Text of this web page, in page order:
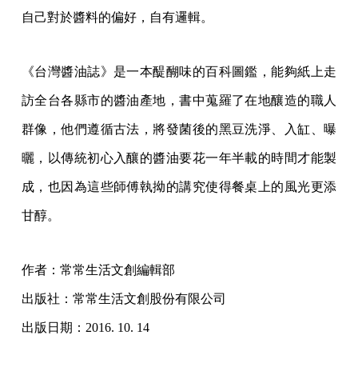
自己對於醬料的偏好，自有邏輯。
《台灣醬油誌》是一本醍醐味的百科圖鑑，能夠紙上走
訪全台各縣市的醬油產地，書中蒐羅了在地釀造的職人
群像，他們遵循古法，將發菌後的黑豆洗淨、入缸、曝
曬，以傳統初心入釀的醬油要花一年半載的時間才能製
成，也因為這些師傅執拗的講究使得餐桌上的風光更添
甘醇。
作者：常常生活文創編輯部
出版社：常常生活文創股份有限公司
出版日期：2016. 10. 14